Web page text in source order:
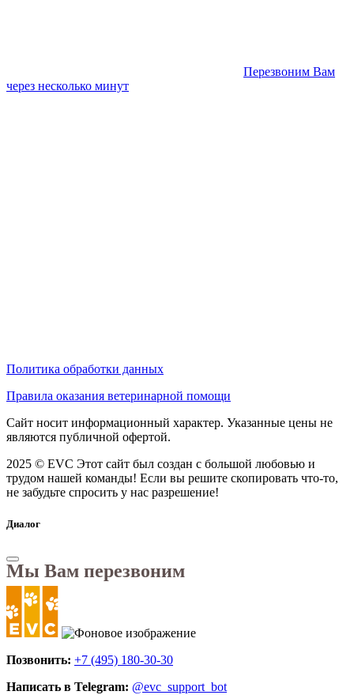
Перезвоним Вам
через несколько минут
Политика обработки данных
Правила оказания ветеринарной помощи
Сайт носит информационный характер. Указанные цены не
являются публичной офертой.
2025 © EVC Этот сайт был создан с большой любовью и
трудом нашей команды! Если вы решите скопировать что-то,
не забудьте спросить у нас разрешение!
Диалог
Мы Вам перезвоним
Позвонить: +7 (495) 180-30-30
Написать в Telegram: @evc_support_bot